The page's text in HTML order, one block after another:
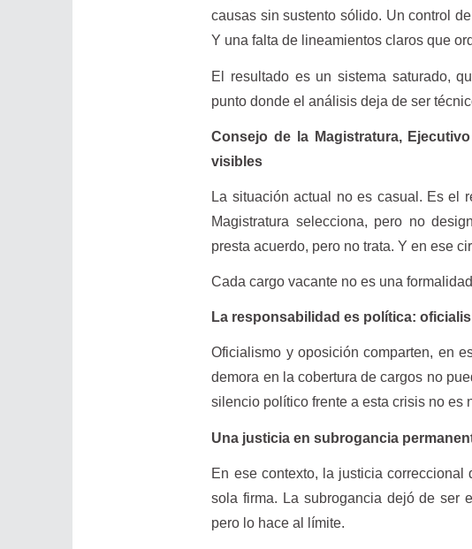
causas sin sustento sólido. Un control
Y una falta de lineamientos claros que
El resultado es un sistema saturado,
punto donde el análisis deja de ser
Consejo de la Magistratura,
visibles
La situación actual no es casual. Es el
Magistratura selecciona, pero no
presta acuerdo, pero no trata. Y en ese
Cada cargo vacante no es una
La responsabilidad es política:
Oficialismo y oposición comparten, en
demora en la cobertura de cargos no
silencio político frente a esta crisis no es
Una justicia en subrogancia
En ese contexto, la justicia
sola firma. La subrogancia dejó de ser
pero lo hace al límite.